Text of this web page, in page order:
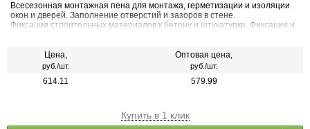
Всесезонная монтажная пена для монтажа, герметизации и изоляции
окон и дверей. Заполнение отверстий и зазоров в стене.
Фиксация строительных материалов к бетону и штукатурке. Фиксация и
керамических черепиц и других строительных конструкций.
Цена,
руб./шт.
Оптовая цена,
руб./шт.
614.11 579.99
Купить в 1 клик